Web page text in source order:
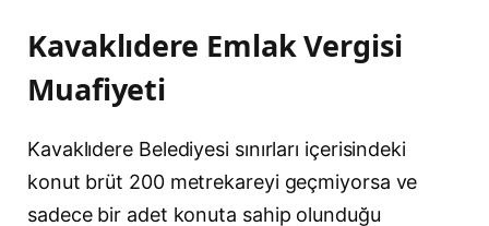
Kavaklıdere Emlak Vergisi
Muafiyeti
Kavaklıdere Belediyesi sınırları içerisindeki
konut brüt 200 metrekareyi geçmiyorsa ve
sadece bir adet konuta sahip olunduğu